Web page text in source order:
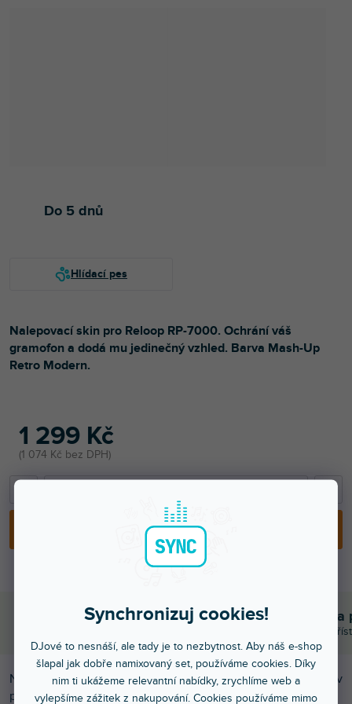
Synchronizuj cookies!
DJové to nesnáší, ale tady je to nezbytnost. Aby náš e-shop
šlapal jak dobře namixovaný set, používáme cookies. Díky
nim ti ukážeme relevantní nabídky, zrychlíme web a
vylepšíme zážitek z nakupování. Cookies používáme mimo
1 299 Kč
1 074 Kč bez DPH
Do 5 dnů
PŘIDAT DO KOŠÍKU
Nalepovací skin pro Reloop RP-7000. Ochrání váš
gramofon a dodá mu jedinečný vzhled. Barva Mash-Up
Retro Modern.
Bleskové doručení Komunikace a
Chválíte nás za
Nalepovací skin pro DJ gramofon Reloop RP-7000 v
provedení Mash-Up Retro Modern.